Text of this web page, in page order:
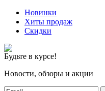
Новинки
Хиты продаж
Скидки
Будьте в курсе!
Новости, обзоры и акции